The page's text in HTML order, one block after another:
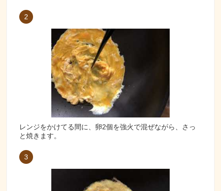
2
レンジをかけてる間に、卵2個を強火で混ぜながら、さっ
と焼きます。
3